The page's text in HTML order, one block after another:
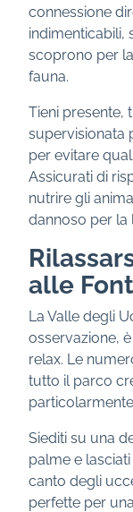
connessione
indimenticabili,
scoprono per
fauna.
Tieni presente,
supervisionata
per evitare
Assicurati di
nutrire gli
dannoso per la
alle
La Valle degli
osservazione,
relax. Le
tutto il parco
Siediti su una
palme e
canto degli
perfette per